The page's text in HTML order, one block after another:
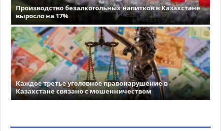
Производство безалкогольных напитков в Казахстане
выросло на 17%
Каждое третье уголовное правонарушение в
Казахстане связано с мошенничеством